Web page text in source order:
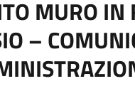
MURO IN
–